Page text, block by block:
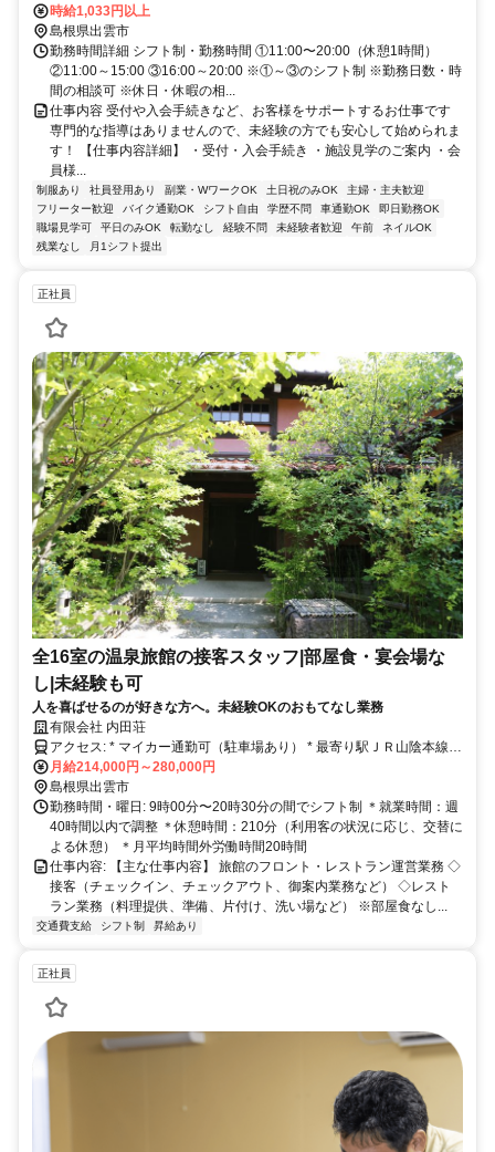
時給1,033円以上
島根県出雲市
勤務時間詳細 シフト制・勤務時間 ①11:00〜20:00（休憩1時間）
②11:00～15:00 ③16:00～20:00 ※①～③のシフト制 ※勤務日数・時
間の相談可 ※休日・休暇の相...
仕事内容 受付や入会手続きなど、お客様をサポートするお仕事です
専門的な指導はありませんので、未経験の方でも安心して始められま
す！ 【仕事内容詳細】 ・受付・入会手続き ・施設見学のご案内 ・会
員様...
制服あり 社員登用あり 副業・WワークOK 土日祝のみOK
主婦・主夫歓迎
フリーター歓迎
バイク通勤OK シフト自由 学歴不問 車通勤OK
即日勤務OK
職場見学可
平日のみOK 転勤なし 経験不問 未経験者歓迎 午前
ネイルOK
残業なし
月1シフト提出
正社員
全16室の温泉旅館の接客スタッフ|部屋食・宴会場な
し|未経験も可
人を喜ばせるのが好きな方へ。未経験OKのおもてなし業務
有限会社 内田荘
アクセス: * マイカー通勤可（駐車場あり） * 最寄り駅ＪＲ山陰本線
【荘原駅】から徒歩所要時間10分
月給214,000円～280,000円
島根県出雲市
勤務時間・曜日: 9時00分〜20時30分の間でシフト制 ＊就業時間：週
40時間以内で調整 ＊休憩時間：210分（利用客の状況に応じ、交替に
よる休憩） ＊月平均時間外労働時間20時間
仕事内容: 【主な仕事内容】 旅館のフロント・レストラン運営業務 ◇
接客（チェックイン、チェックアウト、御案内業務など） ◇レスト
ラン業務（料理提供、準備、片付け、洗い場など） ※部屋食なし...
交通費支給 シフト制 昇給あり
正社員